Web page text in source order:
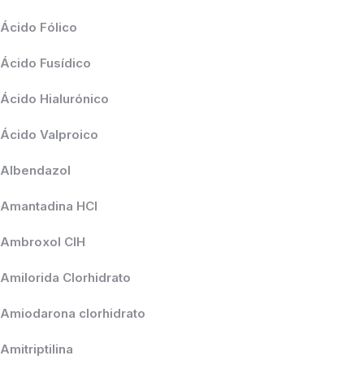
Ácido Fólico
Ácido Fusídico
Ácido Hialurónico
Ácido Valproico
Albendazol
Amantadina HCl
Ambroxol ClH
Amilorida Clorhidrato
Amiodarona clorhidrato
Amitriptilina